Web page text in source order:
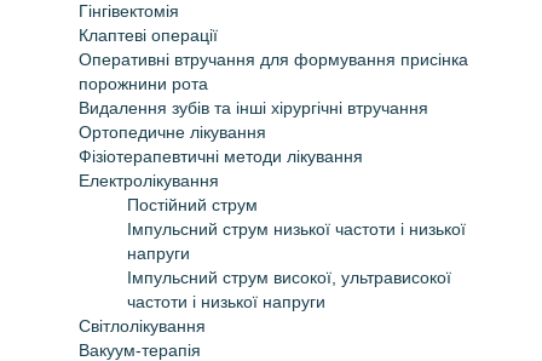
Гiнгiвектомiя
Клаптевi операцiї
Оперативнi втручання для формування присiнка
порожнини рота
Видалення зубiв та iншi хiрургiчнi втручання
Ортопедичне лiкування
Фiзiотерапевтичнi методи лiкування
Електролiкування
Постійний струм
Iмпульсний струм низької частоти і низької
напруги
Iмпульсний струм високої, ультрависокої
частоти і низької напруги
Світлолікування
Вакуум-терапія